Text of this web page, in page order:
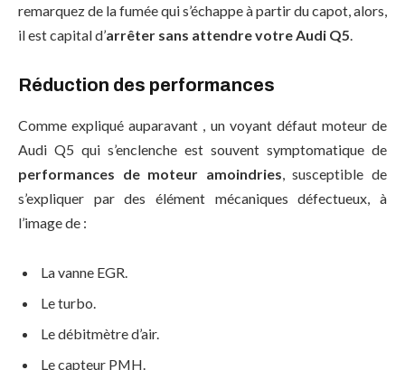
remarquez de la fumée qui s’échappe à partir du capot, alors,
il est capital d’arrêter sans attendre votre Audi Q5
Réduction des performances
Comme expliqué auparavant , un voyant défaut moteur de
Audi Q5 qui s’enclenche est souvent symptomatique de
performances de moteur amoindries , susceptible de
s’expliquer par des élément mécaniques défectueux, à
l’image de :
La vanne EGR.
Le turbo.
Le débitmètre d’air.
Le capteur PMH.